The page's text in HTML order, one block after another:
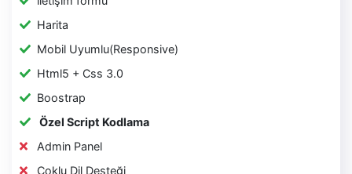
Harita
Mobil Uyumlu(Responsive)
Html5 + Css 3.0
Boostrap
Özel Script Kodlama
Admin Panel
Çoklu Dil Desteği